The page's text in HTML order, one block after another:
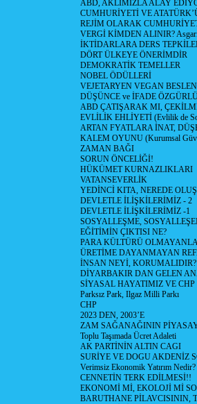
ABD, AKLIMIZLA ALAY
CUMHURİYETİ VE
REJİM OLARAK
VERGİ KİMDEN ALINIR?
İKTİDARLARA DERS
DÖRT ÜLKEYE ÖNERİMDİR
DEMOKRATİK TEMELLER
NOBEL ÖDÜLLERİ
VEJETARYEN VEGAN
DÜŞÜNCE ve İFADE
ABD ÇATIŞARAK MI,
EVLİLİK EHLİYETİ (Evlilik de
ARTAN FYATLARA İNAT,
KALEM OYUNU (Kurumsal
ZAMAN BAĞI
SORUN ÖNCELİĞİ!
HÜKÜMET KURNAZLIKLARI
VATANSEVERLİK
YEDİNCİ KITA, NEREDE
DEVLETLE İLİŞKİLERİMİZ - 2
DEVLETLE İLİŞKİLERİMİZ -1
SOSYALLEŞME,
EĞİTİMİN ÇIKTISI NE?
PARA KÜLTÜRÜ
ÜRETİME DAYANMAYAN
İNSAN NEYİ, KORUMALIDIR?
DİYARBAKIR DAN GELEN
SİYASAL HAYATIMIZ VE CHP
Parksız Park, Ilgaz Milli Parkı
CHP
2023 DEN, 2003’E
ZAM SAĞANAĞININ
Toplu Taşımada Ücret Adaleti
AK PARTİNİN ALTIN CAGI
SURİYE VE DOGU AKDENİZ
Verimsiz Ekonomik Yatırım Nedir?
CENNETİN TERK EDİLMESİ!!
EKONOMİ Mİ, EKOLOJİ Mİ
BARUTHANE PİLAVCISININ,